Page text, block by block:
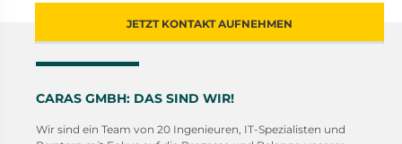
JETZT KONTAKT AUFNEHMEN
CARAS GMBH: DAS SIND WIR!
Wir sind ein Team von 20 Ingenieuren, IT-Spezialisten und